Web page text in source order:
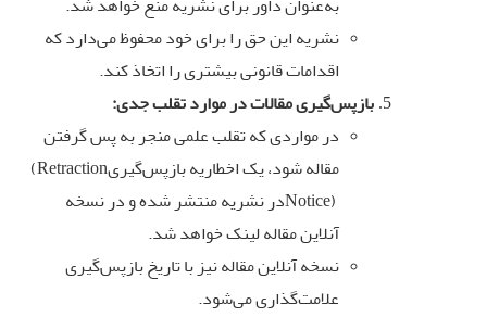
نشریه این حق را برای خود محفوظ می‌دارد که
اقدامات قانونی بیشتری را اتخاذ کند.
بازپس‌گیری مقالات در موارد تقلب جدی:
در مواردی که تقلب علمی منجر به پس گرفتن
مقاله شود، یک اخطاریه بازپس‌گیری(Retraction
Notice)در نشریه منتشر شده و در نسخه
آنلاین مقاله لینک خواهد شد.
نسخه آنلاین مقاله نیز با تاریخ بازپس‌گیری
علامت‌گذاری می‌شود.